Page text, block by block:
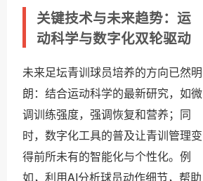
关键技术与未来趋势：运
动科学与数字化双轮驱动
未来足坛青训球员培养的方向已然明
朗：结合运动科学的最新研究，如微
调训练强度，强调恢复和营养；同
时，数字化工具的普及让青训管理变
得前所未有的智能化与个性化。例
如，利用AI分析球员动作细节，帮助